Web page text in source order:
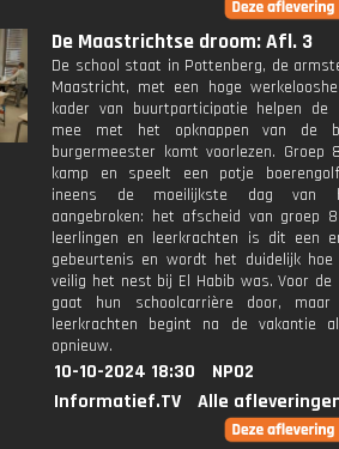
De Maastrichtse droom: Afl. 3
De school staat in Pottenberg, de
Maastricht, met een hoge
kader van buurtparticipatie helpen de
mee met het opknappen van de
burgermeester komt voorlezen. Groep
kamp en speelt een potje
ineens de moeilijkste dag van
aangebroken: het afscheid van groep
leerlingen en leerkrachten is dit een
gebeurtenis en wordt het duidelijk
veilig het nest bij El Habib was. Voor de
gaat hun schoolcarrière door,
leerkrachten begint na de vakantie
opnieuw.
10-10-2024 18:30
NPO2
Informatief.TV
Alle